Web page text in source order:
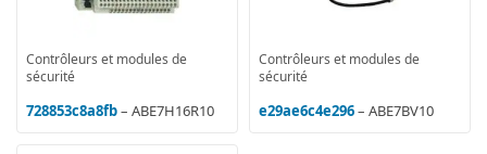
Contrôleurs et modules de
sécurité
728853c8a8fb– ABE7H16R10
Contrôleurs et modules de
sécurité
e29ae6c4e296– ABE7BV10